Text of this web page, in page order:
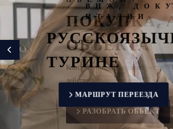
ВНЖ,
ИТАЛИИ
ТУРИНЕ
МАРШРУТ ПЕРЕЕЗДА
Previous